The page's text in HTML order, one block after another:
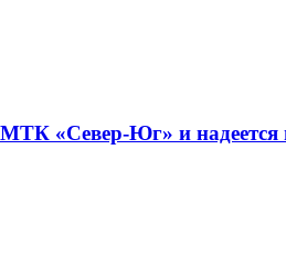
«Север-Юг» и надеется